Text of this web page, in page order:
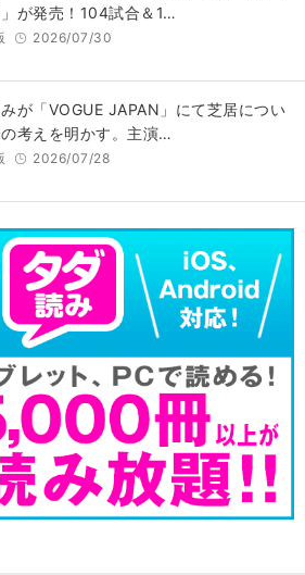
」が発売！104試合＆1…
2026/07/30
が「VOGUE JAPAN」にて芝居につい
考えを明かす。主演…
2026/07/28